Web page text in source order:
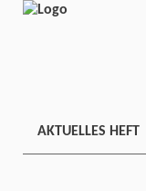
AKTUELLES HEFT